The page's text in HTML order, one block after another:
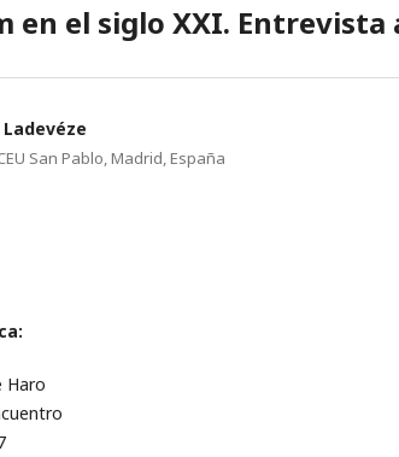
en el siglo XXI. Entrevista
San Pablo, Madrid, España
Haro